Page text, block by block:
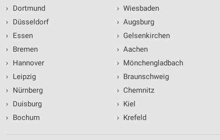
›
Dortmund
›
Düsseldorf
›
Essen
›
Bremen
›
Hannover
›
Leipzig
›
Nürnberg
›
Duisburg
›
Bochum
› Wiesbaden
› Augsburg
› Gelsenkirchen
› Aachen
› Mönchengladbach
› Braunschweig
› Chemnitz
› Kiel
› Krefeld